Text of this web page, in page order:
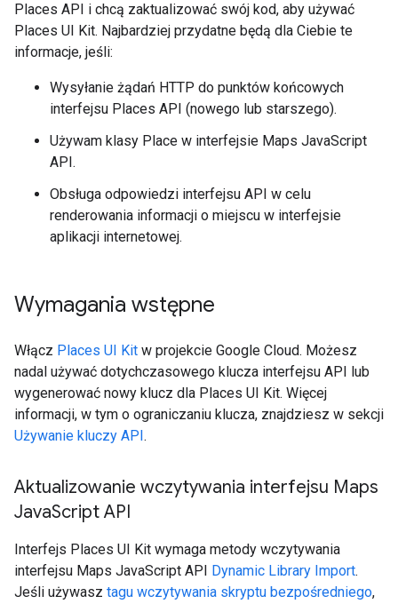
Places API i chcą zaktualizować swój kod, aby używać
Places UI Kit. Najbardziej przydatne będą dla Ciebie te
informacje, jeśli:
Wysyłanie żądań HTTP do punktów końcowych
interfejsu Places API (nowego lub starszego).
Używam klasy Place w interfejsie Maps JavaScript
API.
Obsługa odpowiedzi interfejsu API w celu
renderowania informacji o miejscu w interfejsie
aplikacji internetowej.
Wymagania wstępne
Włącz Places UI Kit w projekcie Google Cloud. Możesz
nadal używać dotychczasowego klucza interfejsu API lub
wygenerować nowy klucz dla Places UI Kit. Więcej
informacji, w tym o ograniczaniu klucza, znajdziesz w sekcji
Używanie kluczy API .
Aktualizowanie wczytywania interfejsu Maps
JavaScript API
Interfejs Places UI Kit wymaga metody wczytywania
interfejsu Maps JavaScript API
Dynamic Library Import.
Jeśli używasz tagu wczytywania skryptu bezpośredniego,